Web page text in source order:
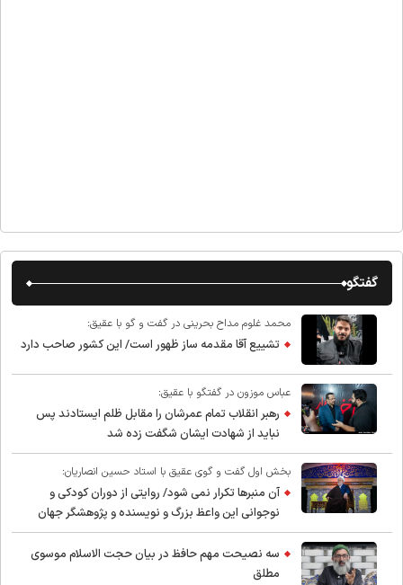
گفتگو
محمد غلوم مداح بحرینی در گفت و گو با عقیق:
تشییع آقا مقدمه ساز ظهور است/ این کشور صاحب دارد
عباس موزون در گفتگو با عقیق:
رهبر انقلاب تمام عمرشان را مقابل ظلم ایستادند پس
نباید از شهادت ایشان شگفت زده شد
بخش اول گفت و گوی عقیق با استاد حسین انصاریان:
آن منبرها تکرار نمی شود/ روایتی از دوران کودکی و
نوجوانی این واعظ بزرگ و نویسنده و پژوهشگر جهان
اسلام
سه نصیحت مهم حافظ در بیان حجت الاسلام موسوی
مطلق